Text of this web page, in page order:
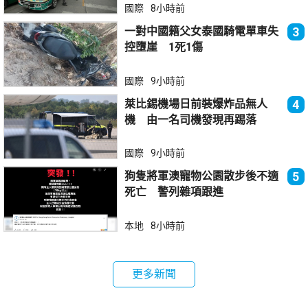
國際 8小時前
一對中國籍父女泰國騎電單車失
控墮崖 1死1傷
3
國際 9小時前
萊比錫機場日前裝爆炸品無人
機 由一名司機發現再踢落
4
國際 9小時前
狗隻將軍澳寵物公園散步後不適
死亡 警列雜項跟進
5
本地 8小時前
更多新聞